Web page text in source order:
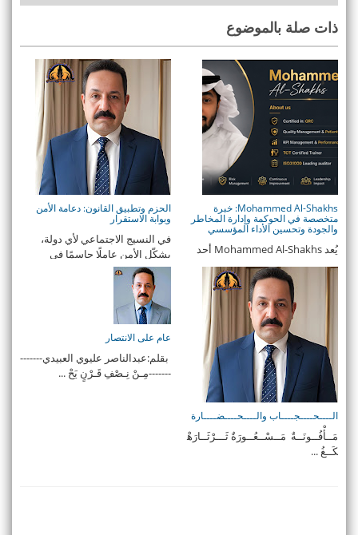
ذات صلة بالموضوع
Mohammed Al-Shakhs: خبرة
متخصصة في الحوكمة وإدارة المخاطر
والجودة وتحسين الأداء المؤسسي
يُعد Mohammed Al-Shakhs أحد
المختصين البارزين في مجالات
الحوكمة وإدارة الم ...
الحزم وتطبيق القانون: دعامة الأمن
وبوابة الاستقرار
في النسيج الاجتماعي لأي دولة،
يشكّل الأمن عاملًا حاسمًا في
الاستقرار والتن ...
الــــحــــجــــاب والــــحــــضــــارة
مَــأْفُــونَــةٌ مَــسْــعُــورَةٌ ثَـــرْثَــارَهْ
كَــغُ ...
عام على الانتصار
بقلم:عبدالناصر عليوي العبيدي-------
-------مِـنْ نِـصْفِ قَـرْنٍ يَحْ ...